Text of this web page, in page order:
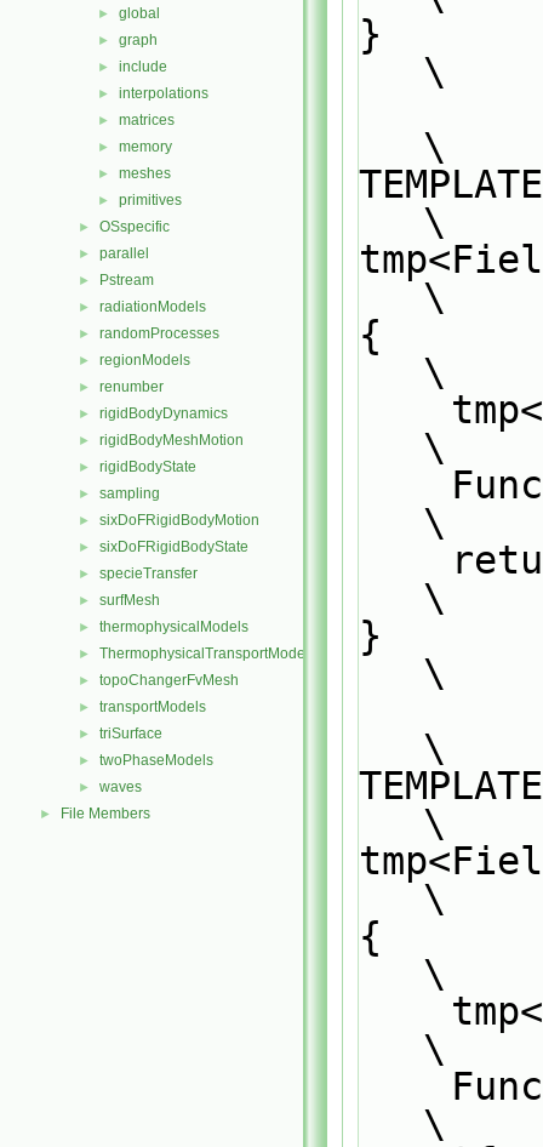
► global
► graph
► include
► interpolations
► matrices
► memory
► meshes
► primitives
► OSspecific
► parallel
► Pstream
► radiationModels
► randomProcesses
► regionModels
► renumber
► rigidBodyDynamics
► rigidBodyMeshMotion
► rigidBodyState
► sampling
► sixDoFRigidBodyMotion
► sixDoFRigidBodyState
► specieTransfer
► surfMesh
► thermophysicalModels
► ThermophysicalTransportModels
► topoChangerFvMesh
► transportModels
► triSurface
► twoPhaseModels
► waves
► File Members
}
\
\
TEMPLATE
\
\
{
\
\
\
\
}
\
\
TEMPLATE
\
\
{
\
\
\